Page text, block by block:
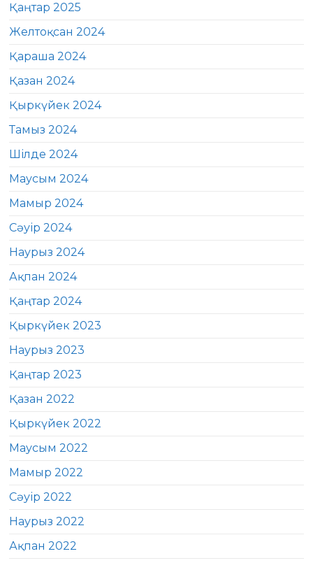
Қаңтар 2025
Желтоқсан 2024
Қараша 2024
Қазан 2024
Қыркүйек 2024
Тамыз 2024
Шілде 2024
Маусым 2024
Мамыр 2024
Сәуір 2024
Наурыз 2024
Ақпан 2024
Қаңтар 2024
Қыркүйек 2023
Наурыз 2023
Қаңтар 2023
Қазан 2022
Қыркүйек 2022
Маусым 2022
Мамыр 2022
Сәуір 2022
Наурыз 2022
Ақпан 2022